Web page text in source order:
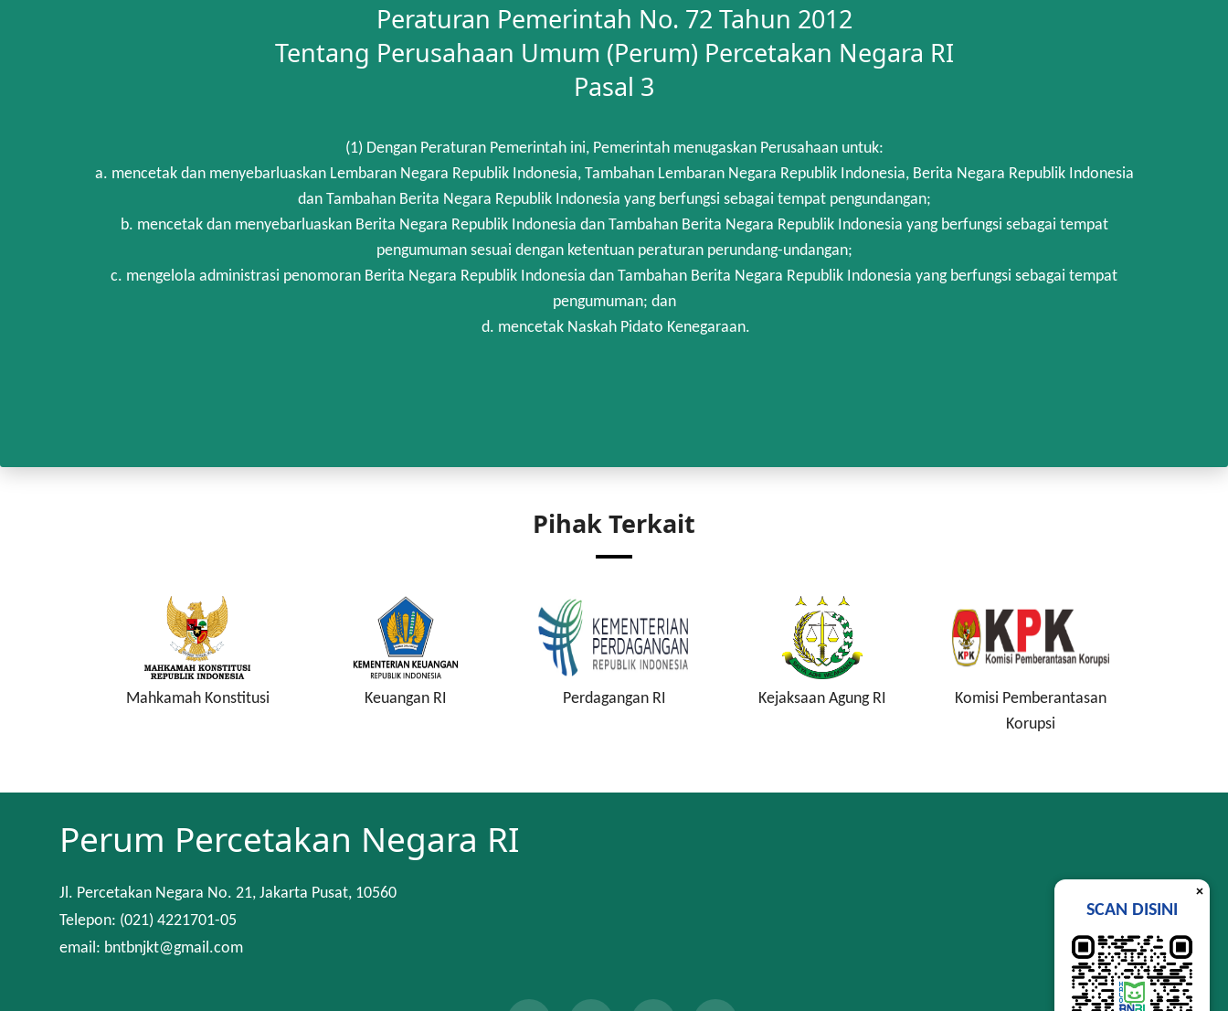
Peraturan Pemerintah No. 72 Tahun 2012
Tentang Perusahaan Umum (Perum) Percetakan Negara RI
Pasal 3
(1) Dengan Peraturan Pemerintah ini, Pemerintah menugaskan Perusahaan untuk:
a. mencetak dan menyebarluaskan Lembaran Negara Republik Indonesia, Tambahan Lembaran Negara Republik Indonesia, Berita Negara Republik Indonesia
dan Tambahan Berita Negara Republik Indonesia yang berfungsi sebagai tempat pengundangan;
b. mencetak dan menyebarluaskan Berita Negara Republik Indonesia dan Tambahan Berita Negara Republik Indonesia yang berfungsi sebagai tempat
pengumuman sesuai dengan ketentuan peraturan perundang-undangan;
c. mengelola administrasi penomoran Berita Negara Republik Indonesia dan Tambahan Berita Negara Republik Indonesia yang berfungsi sebagai tempat
pengumuman; dan
d. mencetak Naskah Pidato Kenegaraan.
Pihak Terkait
Keuangan RI Perdagangan RI Kejaksaan Agung RI
Komisi Pemberantasan
Lembaga Penjamin
Simpanan
Perum Percetakan Negara RI
Jl. Percetakan Negara No. 21, Jakarta Pusat, 10560
Telepon: (021) 4221701-05
email: bntbnjkt@gmail.com
×
SCAN DISINI